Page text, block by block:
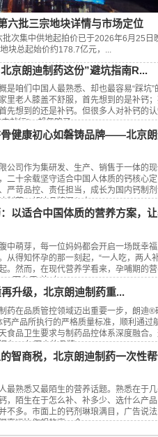
六批三宗地块详情与市场定位
批次集中供地起拍价已于2026年6月25日
块总起始价约178.7亿元‌，...
京朗迪制药这份”避坑指南R...
是咱们中国人最熟悉、却也最容易“踩坑”
里老人膝盖不舒服，首先想到的是补钙
先想到的还是补钙。但很多人对补钙的认
就行”，却忽略了...
骨健康初心如磐铸品牌——北京
公司作为集研发、生产、销售于一体的
二十余载坚守适合中国人体质的钙核心定
严苛品控、责任担当，成长为国内钙制
制药、朗迪品牌深入人...
以适合中国体质的营养方案，
中萌芽，每一位妈妈都会开启一场既幸福
从得知怀孕的那一刻起，“一人吃，两人
。然而，在现代营养学看来，孕哺期的
，而在于“补对”。...
升级，北京朗迪制药重...
药在品质管控领域迈出重要一步，朗迪®
钙产品所执行的严格质量标准，顺利通过
食品卫生要求与制药品控体系深度融合
有23年历史的品牌...
智商税，北京朗迪制药一次性
最熟悉又最陌生的营养话题。熟悉在于
，陌生在于怎么补、补多少、选什么产品
不多。市面上的钙剂琳琅满目，广告说
率远比你想的高。今...